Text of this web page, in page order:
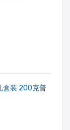
盒装 200克普